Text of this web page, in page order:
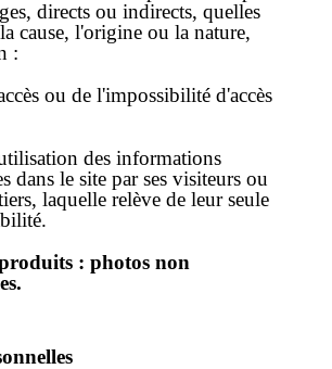
directs ou indirects, quelles
cause, l'origine ou la nature,
:
ou de l'impossibilité d'accès
des informations
dans le site par ses visiteurs ou
laquelle relève de leur seule
: photos non